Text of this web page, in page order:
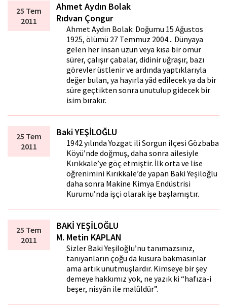
25 Tem
2011
Ahmet Aydın Bolak
Rıdvan Çongur
Ahmet Aydın Bolak: Doğumu 15 Ağustos
1925, ölümü 27 Temmuz 2004... Dünyaya
gelen her insan uzun veya kısa bir ömür
sürer, çalışır çabalar, didinir uğraşır, bazı
görevler üstlenir ve ardında yaptıklarıyla
değer bulan, ya hayırla yâd edilecek ya da bir
süre geçtikten sonra unutulup gidecek bir
isim bırakır.
25 Tem
2011
Baki YEŞİLOĞLU
1942 yılında Yozgat ili Sorgun ilçesi Gözbaba
Köyü’nde doğmuş, daha sonra ailesiyle
Kırıkkale’ye göç etmiştir. İlk orta ve lise
öğrenimini Kırıkkale’de yapan Baki Yeşiloğlu
daha sonra Makine Kimya Endüstrisi
Kurumu’nda işçi olarak işe başlamıştır.
25 Tem
2011
BAKİ YEŞİLOĞLU
M. Metin KAPLAN
Sizler Baki Yeşiloğlu’nu tanımazsınız,
tanıyanların çoğu da kusura bakmasınlar
ama artık unutmuşlardır. Kimseye bir şey
demeye hakkımız yok, ne yazık ki “hafıza-i
beşer, nisyân ile malûldür”.